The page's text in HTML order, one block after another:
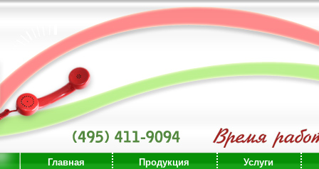
Главная Продукция Услуги